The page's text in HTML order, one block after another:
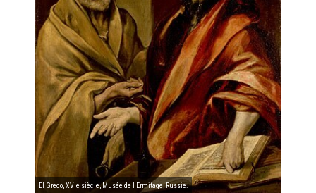
El Greco, XVIe siècle, Musée de l'Ermitage, Russie.